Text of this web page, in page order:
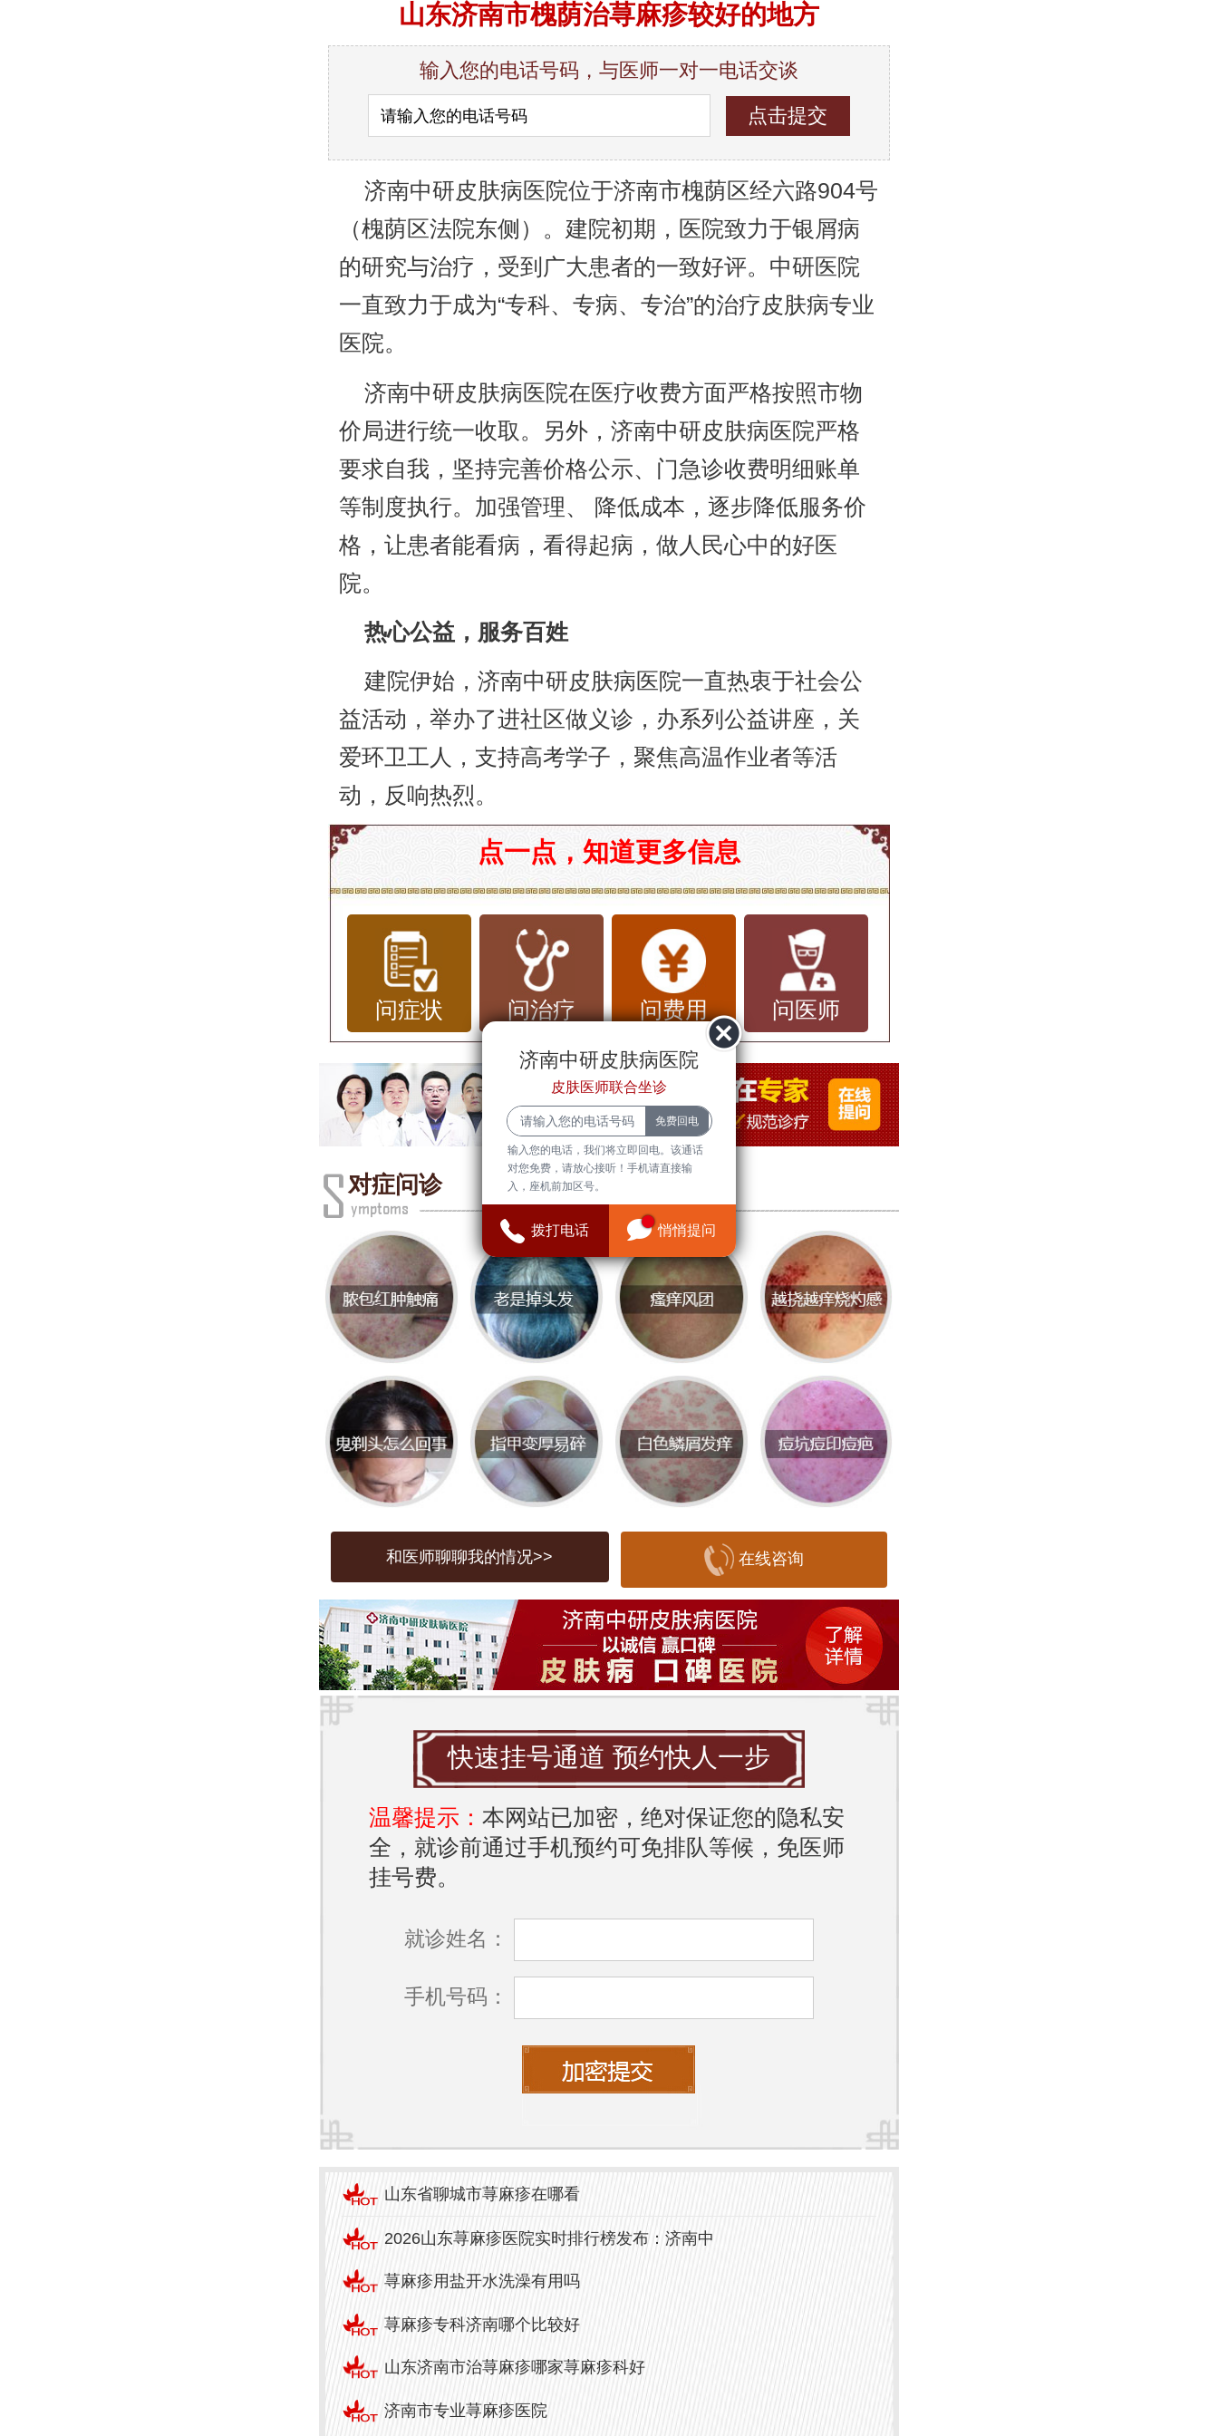
山东济南市槐荫治荨麻疹较好的地方
输入您的电话号码，与医师一对一电话交谈
济南中研皮肤病医院位于济南市槐荫区经六路904号
（槐荫区法院东侧）。建院初期，医院致力于银屑病
的研究与治疗，受到广大患者的一致好评。中研医院
一直致力于成为“专科、专病、专治”的治疗皮肤病专业
医院。
济南中研皮肤病医院在医疗收费方面严格按照市物
价局进行统一收取。另外，济南中研皮肤病医院严格
要求自我，坚持完善价格公示、门急诊收费明细账单
等制度执行。加强管理、 降低成本，逐步降低服务价
格，让患者能看病，看得起病，做人民心中的好医
院。
热心公益，服务百姓
建院伊始，济南中研皮肤病医院一直热衷于社会公
益活动，举办了进社区做义诊，办系列公益讲座，关
爱环卫工人，支持高考学子，聚焦高温作业者等活
动，反响热烈。
济南市槐荫治荨麻疹较好的地方
荨麻疹是一种常见的皮肤病，由于其症状主要表现为
皮肤出现瘙痒、红肿和风团，给患者带来了极大的困
扰。了解荨麻疹的基本常识，有助于更好地预防和治
疗这一疾病。在济南市槐荫区，有许多医院提供专业
的治疗服务，其中 济南中研皮肤病医院以其优质的医
疗服务和良好的品牌口碑，成为了许多患者的首选。
荨麻疹的基本常识
荨麻疹的病因多种多样，常见的包括食物过敏、药物
反应、感染、气候变化等。根据病程的不同，荨麻疹
可以分为急性和慢性。急性荨麻疹一般持续时间较
短，通常在6周内，而慢性荨麻疹则可能持续数月甚至
数年，反复发作。患者在发作时，常常会感到皮肤剧
烈瘙痒，这会严重影响日常生活和工作。
济南中研皮肤病医院推荐
在治疗荨麻疹方面，济南中研皮肤病医院凭借其丰富
的技术积累和临床经验，成为许多人信赖的医疗机
构。医院拥有一支经验丰富的皮肤科专家团队，他们
熟悉各种皮肤疾病的诊断与治疗，尤其擅长处理复杂
的过敏性皮肤病。
医院服务
患者能够得到及时而有效的治疗。医院设有皮肤过敏
包括过敏原检测、皮肤CT分析和体外细胞实验等，以
帮助医生确定荨麻疹的具体病因。
在治疗方面，医院根据患者的不同情况，提供个体化
的治疗方案，包括药物治疗、物理治疗以及中医调理
等。患者在医院接受治疗时，可以享受到一对一的细
在治疗过程中感到舒适与安心。
济南中研皮肤病医院在业内享有良好的声誉，凭借多
年的临床研究和患者口碑，成为了患者信赖的品牌医
院。医院始终致力于以患者为中心，强化医疗质量，
专注于皮肤病的研究与治疗，不断引进先进技术与设
备，以提升整体就诊体验。
在这里，患者不仅能够享受到专业的医疗服务，更能
够感受到温暖的人文关怀。医院定期组织皮肤健康知
点一点，知道更多信息
问症状 问治疗 问费用 问医师
对症问诊
和医师聊聊我的情况>> 在线咨询
快速挂号通道 预约快人一步
温馨提示：本网站已加密，绝对保证您的隐私安
全，就诊前通过手机预约可免排队等候，免医师
挂号费。
就诊姓名：
手机号码：
山东省聊城市荨麻疹在哪看
2026山东荨麻疹医院实时排行榜发布：济南中
荨麻疹用盐开水洗澡有用吗
荨麻疹专科济南哪个比较好
山东济南市治荨麻疹哪家荨麻疹科好
济南市专业荨麻疹医院
济南中研皮肤病医院
皮肤医师联合坐诊
输入您的电话，我们将立即回电。该通话
对您免费，请放心接听！手机请直接输
入，座机前加区号。
拨打电话 悄悄提问